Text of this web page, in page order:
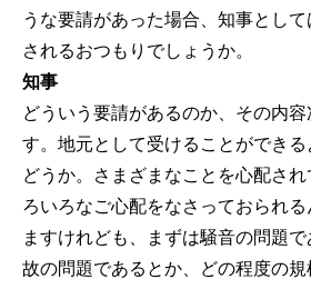
うな要請があった場合、知事とし
されるおつもりでしょうか。
知事
どういう要請があるのか、その内
す。地元として受けることができ
どうか。さまざまなことを心配さ
ろいろなご心配をなさっておられ
ますけれども、まずは騒音の問題
故の問題であるとか、どの程度の